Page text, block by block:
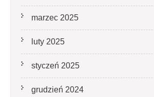
marzec 2025
luty 2025
styczeń 2025
grudzień 2024